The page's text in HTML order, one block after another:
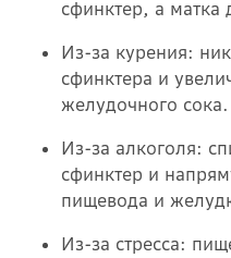
сфинктер, а матка
Из-за курения:
сфинктера и
желудочного сока.
Из-за алкоголя:
сфинктер и
пищевода и
Из-за стресса: